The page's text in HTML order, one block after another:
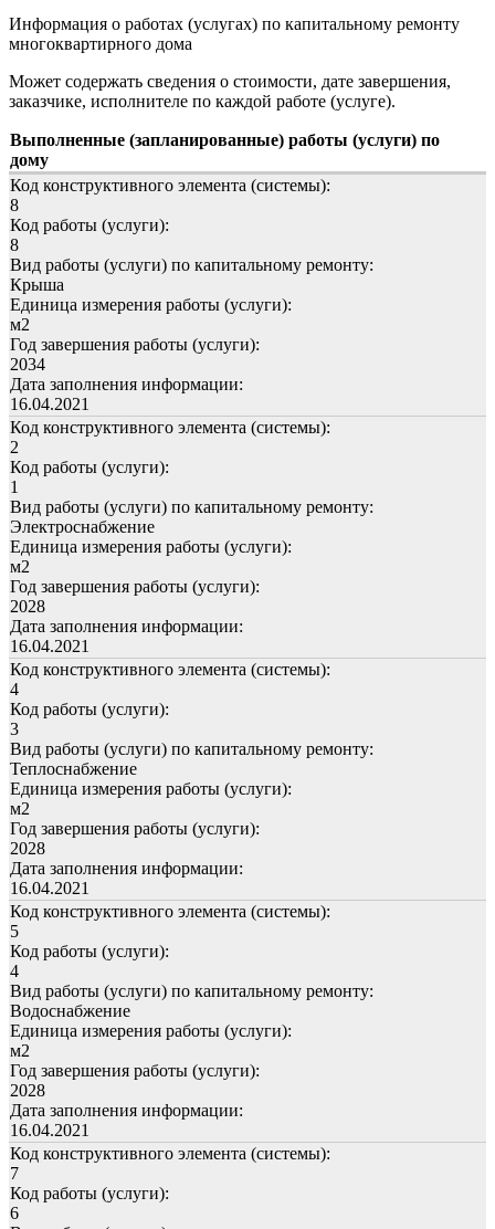
Информация о работах (услугах) по капитальному ремонту
многоквартирного дома
Может содержать сведения о стоимости, дате завершения,
заказчике, исполнителе по каждой работе (услуге).
Выполненные (запланированные) работы (услуги) по
дому
Код конструктивного элемента (системы):
8
Код работы (услуги):
8
Вид работы (услуги) по капитальному ремонту:
Крыша
Единица измерения работы (услуги):
м2
Год завершения работы (услуги):
2034
Дата заполнения информации:
16.04.2021
Код конструктивного элемента (системы):
2
Код работы (услуги):
1
Вид работы (услуги) по капитальному ремонту:
Электроснабжение
Единица измерения работы (услуги):
м2
Год завершения работы (услуги):
2028
Дата заполнения информации:
16.04.2021
Код конструктивного элемента (системы):
4
Код работы (услуги):
3
Вид работы (услуги) по капитальному ремонту:
Теплоснабжение
Единица измерения работы (услуги):
м2
Год завершения работы (услуги):
2028
Дата заполнения информации:
16.04.2021
Код конструктивного элемента (системы):
5
Код работы (услуги):
4
Вид работы (услуги) по капитальному ремонту:
Водоснабжение
Единица измерения работы (услуги):
м2
Год завершения работы (услуги):
2028
Дата заполнения информации:
16.04.2021
Код конструктивного элемента (системы):
7
Код работы (услуги):
6